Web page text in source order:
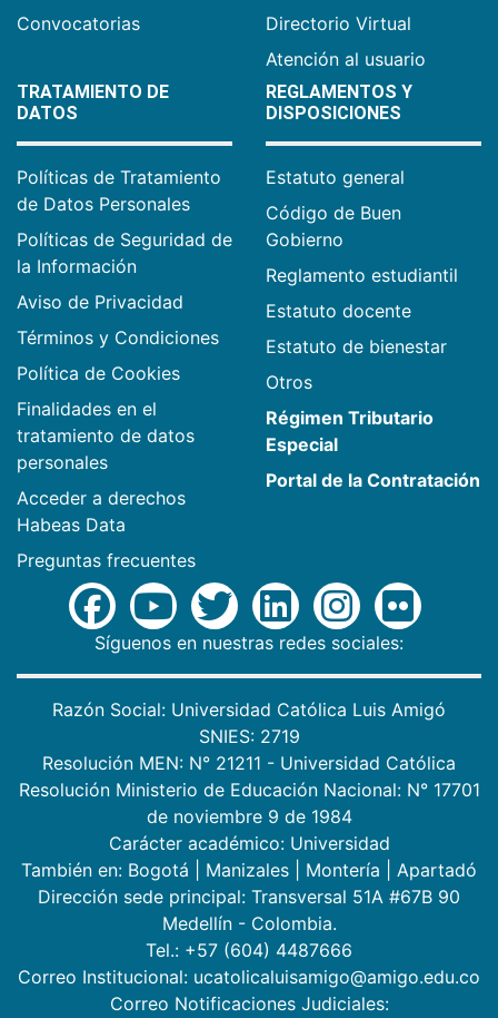
Convocatorias
Directorio Virtual
Atención al usuario
TRATAMIENTO DE
DATOS
Políticas de Tratamiento
de Datos Personales
Políticas de Seguridad de
la Información
Aviso de Privacidad
Términos y Condiciones
Política de Cookies
Finalidades en el
tratamiento de datos
personales
Acceder a derechos
Habeas Data
Preguntas frecuentes
REGLAMENTOS Y
DISPOSICIONES
Estatuto general
Código de Buen
Gobierno
Reglamento estudiantil
Estatuto docente
Estatuto de bienestar
Otros
Régimen Tributario
Especial
Portal de la Contratación
Síguenos en nuestras redes sociales:
Razón Social: Universidad Católica Luis Amigó
SNIES: 2719
Resolución MEN: N° 21211 - Universidad Católica
Resolución Ministerio de Educación Nacional: N° 17701
de noviembre 9 de 1984
Carácter académico: Universidad
También en: Bogotá Manizales Montería
Apartadó
Dirección sede principal: Transversal 51A #67B 90
Medellín - Colombia.
Tel.: +57 (604) 4487666
Correo Institucional: ucatolicaluisamigo@amigo.edu.co
Correo Notificaciones Judiciales: